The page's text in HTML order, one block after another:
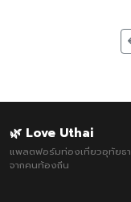
🌿 Love Uthai
แพลตฟอร์มท่องเที่ยวอุทัยธ
จากคนท้องถิ่น